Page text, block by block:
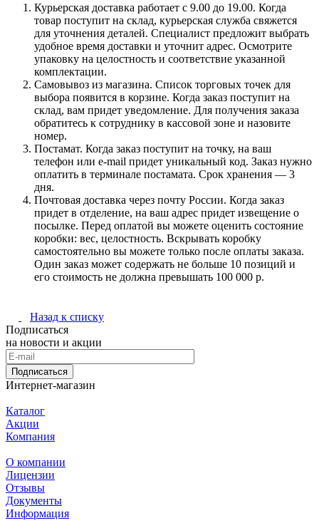
Курьерская доставка работает с 9.00 до 19.00. Когда
товар поступит на склад, курьерская служба свяжется
для уточнения деталей. Специалист предложит выбрать
удобное время доставки и уточнит адрес. Осмотрите
упаковку на целостность и соответствие указанной
комплектации.
Самовывоз из магазина. Список торговых точек для
выбора появится в корзине. Когда заказ поступит на
склад, вам придет уведомление. Для получения заказа
обратитесь к сотруднику в кассовой зоне и назовите
номер.
Постамат. Когда заказ поступит на точку, на ваш
телефон или e-mail придет уникальный код. Заказ нужно
оплатить в терминале постамата. Срок хранения — 3
дня.
Почтовая доставка через почту России. Когда заказ
придет в отделение, на ваш адрес придет извещение о
посылке. Перед оплатой вы можете оценить состояние
коробки: вес, целостность. Вскрывать коробку
самостоятельно вы можете только после оплаты заказа.
Один заказ может содержать не больше 10 позиций и
его стоимость не должна превышать 100 000 р.
Назад к списку
Подписаться
на новости и акции
Подписаться
Интернет-магазин
Каталог
Акции
Компания
О компании
Лицензии
Отзывы
Документы
Информация